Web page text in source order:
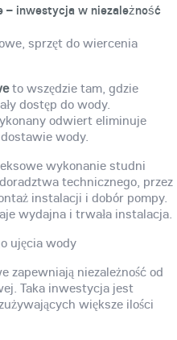
– inwestycja w niezależność
to wszędzie tam, gdzie
dostęp do wody.
odwiert eliminuje
wody.
wykonanie studni
technicznego, przez
instalacji i dobór pompy.
wydajna i trwała instalacja.
ujęcia wody
zapewniają niezależność od
Taka inwestycja jest
większe ilości